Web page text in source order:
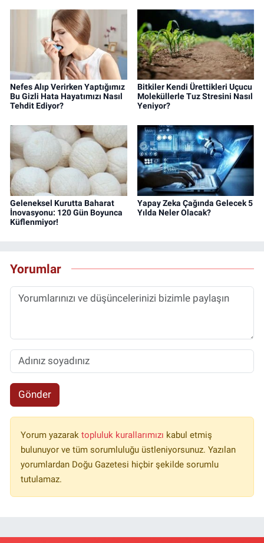
Nefes Alıp Verirken Yaptığımız
Bu Gizli Hata Hayatımızı Nasıl
Tehdit Ediyor?
Bitkiler Kendi Ürettikleri Uçucu
Moleküllerle Tuz Stresini Nasıl
Yeniyor?
Geleneksel Kurutta Baharat
İnovasyonu: 120 Gün Boyunca
Küflenmiyor!
Yapay Zeka Çağında Gelecek 5
Yılda Neler Olacak?
Yorumlar
Gönder
Yorum yazarak topluluk kurallarımızı kabul etmiş
bulunuyor ve tüm sorumluluğu üstleniyorsunuz. Yazılan
yorumlardan Doğu Gazetesi hiçbir şekilde sorumlu
tutulamaz.